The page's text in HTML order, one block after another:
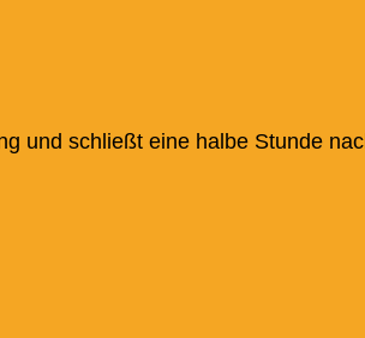
und schließt eine halbe Stunde